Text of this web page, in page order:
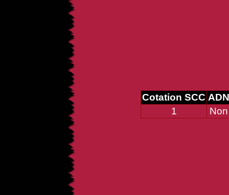
Cotation SCC ADN
1
Non